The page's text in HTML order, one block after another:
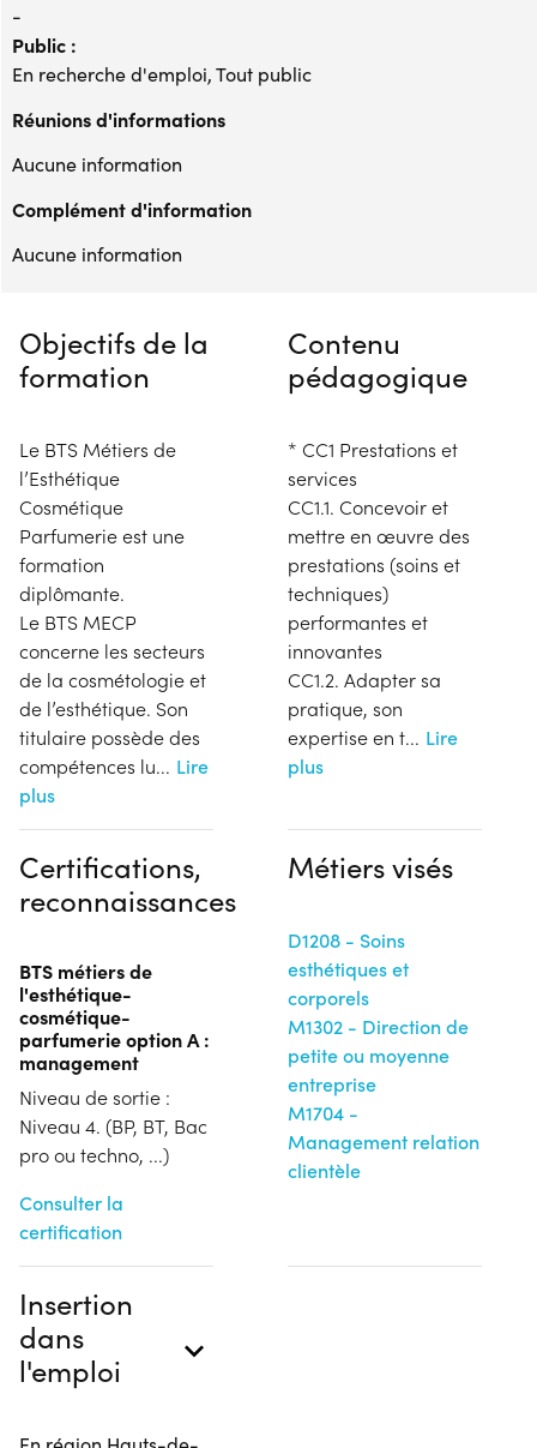
-
Public :
En recherche d'emploi, Tout public
Réunions d'informations
Aucune information
Complément d'information
Aucune information
Objectifs de la
formation
Le BTS Métiers de
l’Esthétique
Cosmétique
Parfumerie est une
formation
diplômante.
Le BTS MECP
concerne les secteurs
de la cosmétologie et
de l’esthétique. Son
titulaire possède des
compétences lu... Lire
plus
Contenu
pédagogique
* CC1 Prestations et
services
CC1.1. Concevoir et
mettre en œuvre des
prestations (soins et
techniques)
performantes et
innovantes
CC1.2. Adapter sa
pratique, son
expertise en t... Lire
plus
Certifications,
reconnaissances
BTS métiers de
l'esthétique-
cosmétique-
parfumerie option A :
management
Niveau de sortie :
Niveau 4. (BP, BT, Bac
pro ou techno, ...)
Consulter la
certification
Métiers visés
D1208 - Soins
esthétiques et
corporels
M1302 - Direction de
petite ou moyenne
entreprise
M1704 -
Management relation
clientèle
Insertion
dans
l'emploi